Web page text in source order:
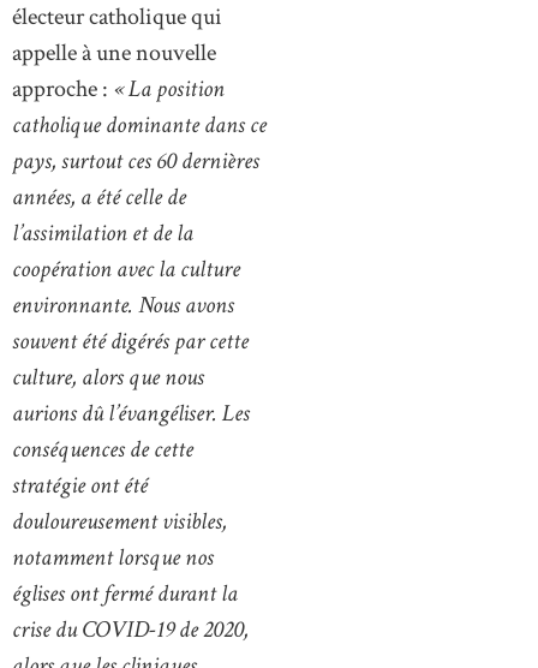
électeur catholique qui
appelle à une nouvelle
approche : « La position
catholique dominante dans ce
pays, surtout ces 60 dernières
années, a été celle de
l’assimilation et de la
coopération avec la culture
environnante. Nous avons
souvent été digérés par cette
culture, alors que nous
aurions dû l’évangéliser. Les
conséquences de cette
stratégie ont été
douloureusement visibles,
notamment lorsque nos
églises ont fermé durant la
crise du COVID-19 de 2020,